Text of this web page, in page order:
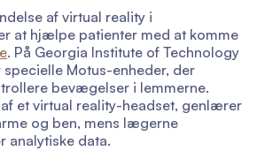
af virtual reality i
at hjælpe patienter med at komme
. På Georgia Institute of Technology
Motus-enheder, der
bevægelser i lemmerne.
et virtual reality-headset, genlærer
og ben, mens lægerne
analytiske data.